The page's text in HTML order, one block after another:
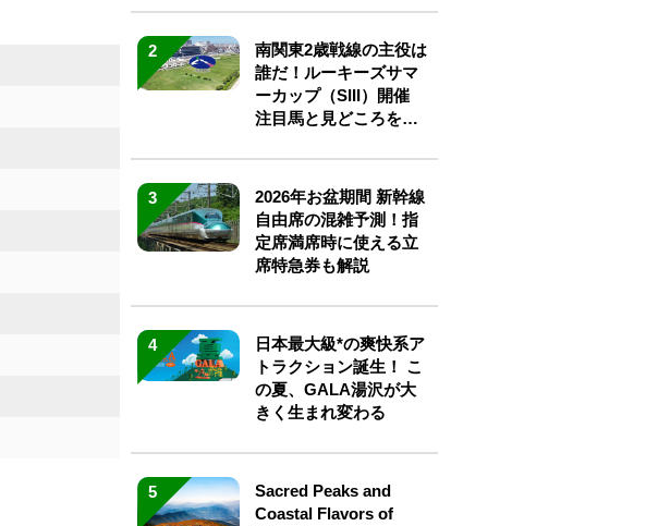
2
南関東2歳戦線の主役は
誰だ！ルーキーズサマ
ーカップ（SIII）開催
注目馬と見どころをチ
3
2026年お盆期間 新幹線
自由席の混雑予測！指
定席満席時に使える立
席特急券も解説
4
日本最大級*の爽快系ア
トラクション誕生！ こ
の夏、GALA湯沢が大
きく生まれ変わる
5
Sacred Peaks and
Coastal Flavors of